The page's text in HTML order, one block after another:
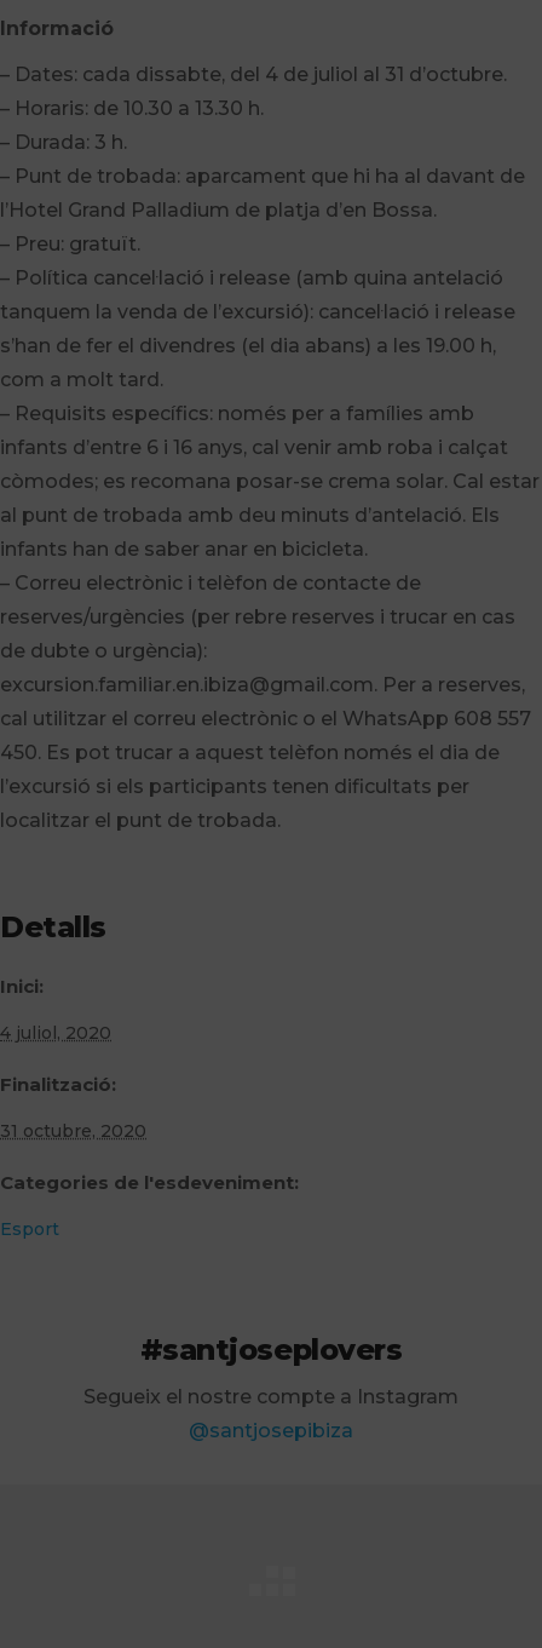
Informació
– Dates: cada dissabte, del 4 de juliol al 31 d’octubre.
– Horaris: de 10.30 a 13.30 h.
– Durada: 3 h.
– Punt de trobada: aparcament que hi ha al davant de
l’Hotel Grand Palladium de platja d’en Bossa.
– Preu: gratuït.
– Política cancel·lació i release (amb quina antelació
tanquem la venda de l’excursió): cancel·lació i release
s’han de fer el divendres (el dia abans) a les 19.00 h,
com a molt tard.
– Requisits específics: només per a famílies amb
infants d’entre 6 i 16 anys, cal venir amb roba i calçat
còmodes; es recomana posar-se crema solar. Cal estar
al punt de trobada amb deu minuts d’antelació. Els
infants han de saber anar en bicicleta.
– Correu electrònic i telèfon de contacte de
reserves/urgències (per rebre reserves i trucar en cas
de dubte o urgència):
excursion.familiar.en.ibiza@gmail.com. Per a reserves,
cal utilitzar el correu electrònic o el WhatsApp 608 557
450. Es pot trucar a aquest telèfon només el dia de
l’excursió si els participants tenen dificultats per
localitzar el punt de trobada.
Detalls
Inici:
4 juliol, 2020
Finalització:
31 octubre, 2020
Categories de l'esdeveniment:
Esport
#santjoseplovers
Segueix el nostre compte a Instagram
@santjosepibiza